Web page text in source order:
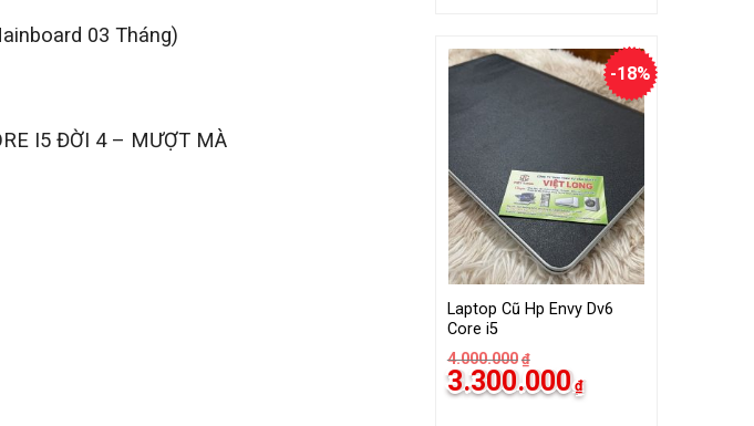
-18%
Laptop Cũ Hp Envy Dv6
Core i5
4.000.000 ₫
Giá
gốc
3.300.000 ₫hiện
tại
03 Tháng)
I5 ĐỜI 4 – MƯỢT MÀ